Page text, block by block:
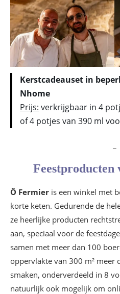
Kerstcadeauset in
Nhome
Prijs: verkrijgbaar in 4
of 4 potjes van 390 ml
Ô Fermier is een winkel met
korte keten. Gedurende de
ze heerlijke producten
aan, speciaal voor de
samen met meer dan 100
oppervlakte van 300 m² meer
smaken, onderverdeeld in 8
natuurlijk ook mogelijk om